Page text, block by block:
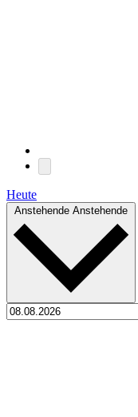
Heute
Anstehende Anstehende